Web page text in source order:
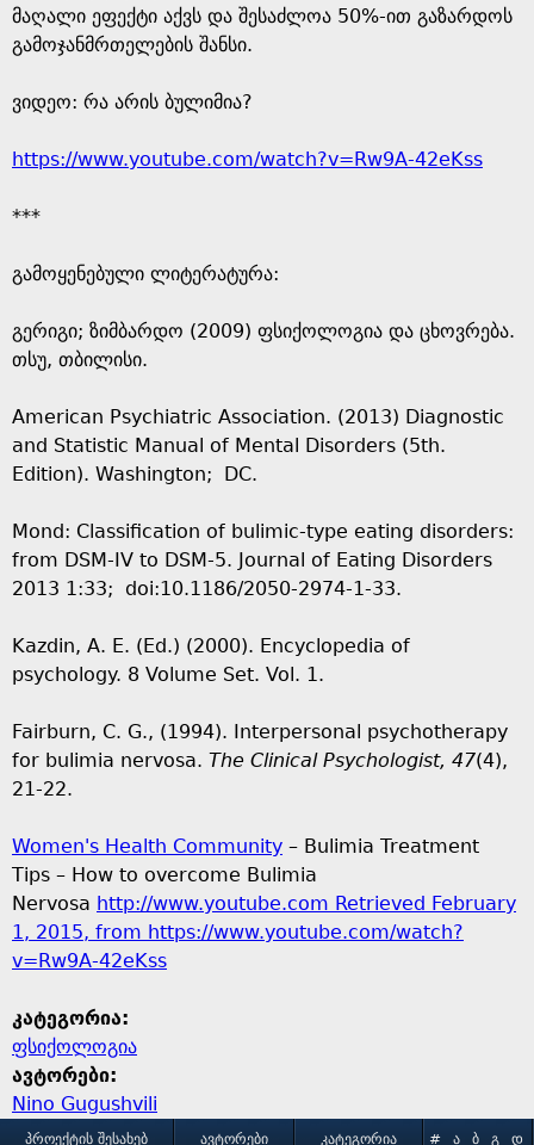
მაღალი ეფექტი აქვს და შესაძლოა 50%-ით გაზარდოს
გამოჯანმრთელების შანსი.
ვიდეო: რა არის ბულიმია?
https://www.youtube.com/watch?v=Rw9A-42eKss
***
გამოყენებული ლიტერატურა:
გერიგი; ზიმბარდო (2009) ფსიქოლოგია და ცხოვრება.
თსუ, თბილისი.
American Psychiatric Association. (2013) Diagnostic
and Statistic Manual of Mental Disorders (5th.
Edition). Washington; DC.
Mond: Classification of bulimic-type eating disorders:
from DSM-IV to DSM-5. Journal of Eating Disorders
2013 1:33; doi:10.1186/2050-2974-1-33.
Kazdin, A. E. (Ed.) (2000). Encyclopedia of
psychology. 8 Volume Set. Vol. 1.
Fairburn, C. G., (1994). Interpersonal psychotherapy
for bulimia nervosa. The Clinical Psychologist, 47(4),
21-22.
Women's Health Community – Bulimia Treatment
Tips – How to overcome Bulimia
Nervosa http://www.youtube.com Retrieved February
1, 2015, from https://www.youtube.com/watch?
v=Rw9A-42eKss
კატეგორია:
ფსიქოლოგია
ავტორები:
Nino Gugushvili
ᲞᲠᲝᲔᲥᲢᲘᲡ ᲨᲔᲡᲐᲮᲔᲑ ᲐᲕᲢᲝᲠᲔᲑᲘ ᲙᲐᲢᲔᲒᲝᲠᲘᲐ # Ა Ბ Გ
Დ